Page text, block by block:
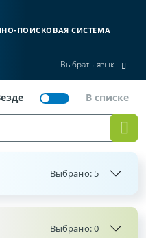
ПОИСКОВАЯ СИСТЕМА
Выбрать язык
Выбрано: 5
Выбрано:0